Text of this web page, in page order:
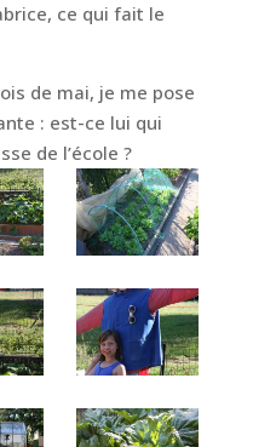
ce qui fait le
de mai, je me pose
: est-ce lui qui
de l’école ?